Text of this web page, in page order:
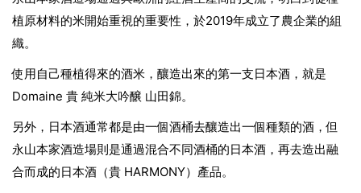
植原材料的米開始重視的重要性，於2019年成立了農企業的組
織。
使用自己種植得來的酒米，釀造出來的第一支日本酒，就是
Domaine 貴 純米大吟醸 山田錦。
另外，日本酒通常都是由一個酒桶去釀造出一個種類的酒，但
永山本家酒造場則是通過混合不同酒桶的日本酒，再去造出融
合而成的日本酒（貴 HARMONY）產品。